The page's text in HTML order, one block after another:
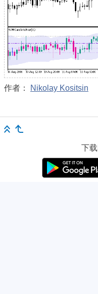
作者： Nikolay Kositsin
下载